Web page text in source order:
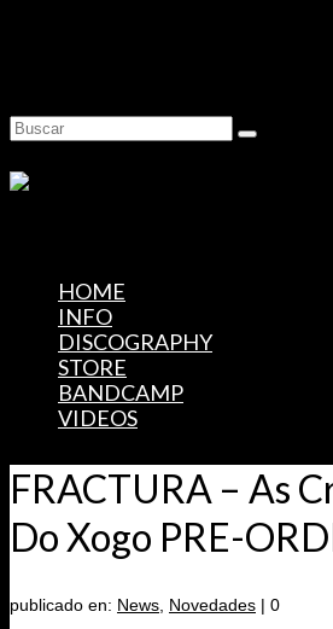
Buscar
HOME
INFO
DISCOGRAPHY
STORE
BANDCAMP
VIDEOS
FRACTURA – As
Do Xogo PRE-
publicado en: News Novedades | 0